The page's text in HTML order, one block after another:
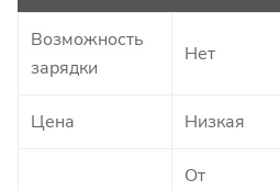
Возможность
зарядки
Нет
Цена Низкая
От